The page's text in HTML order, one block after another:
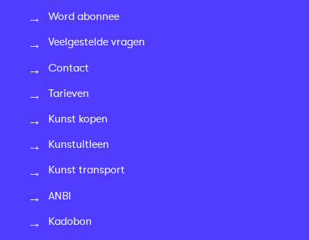
Word abonnee
Veelgestelde vragen
Contact
Tarieven
Kunst kopen
Kunstuitleen
Kunst transport
ANBI
Kadobon